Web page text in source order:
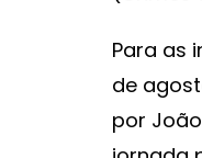
Para as
de
por